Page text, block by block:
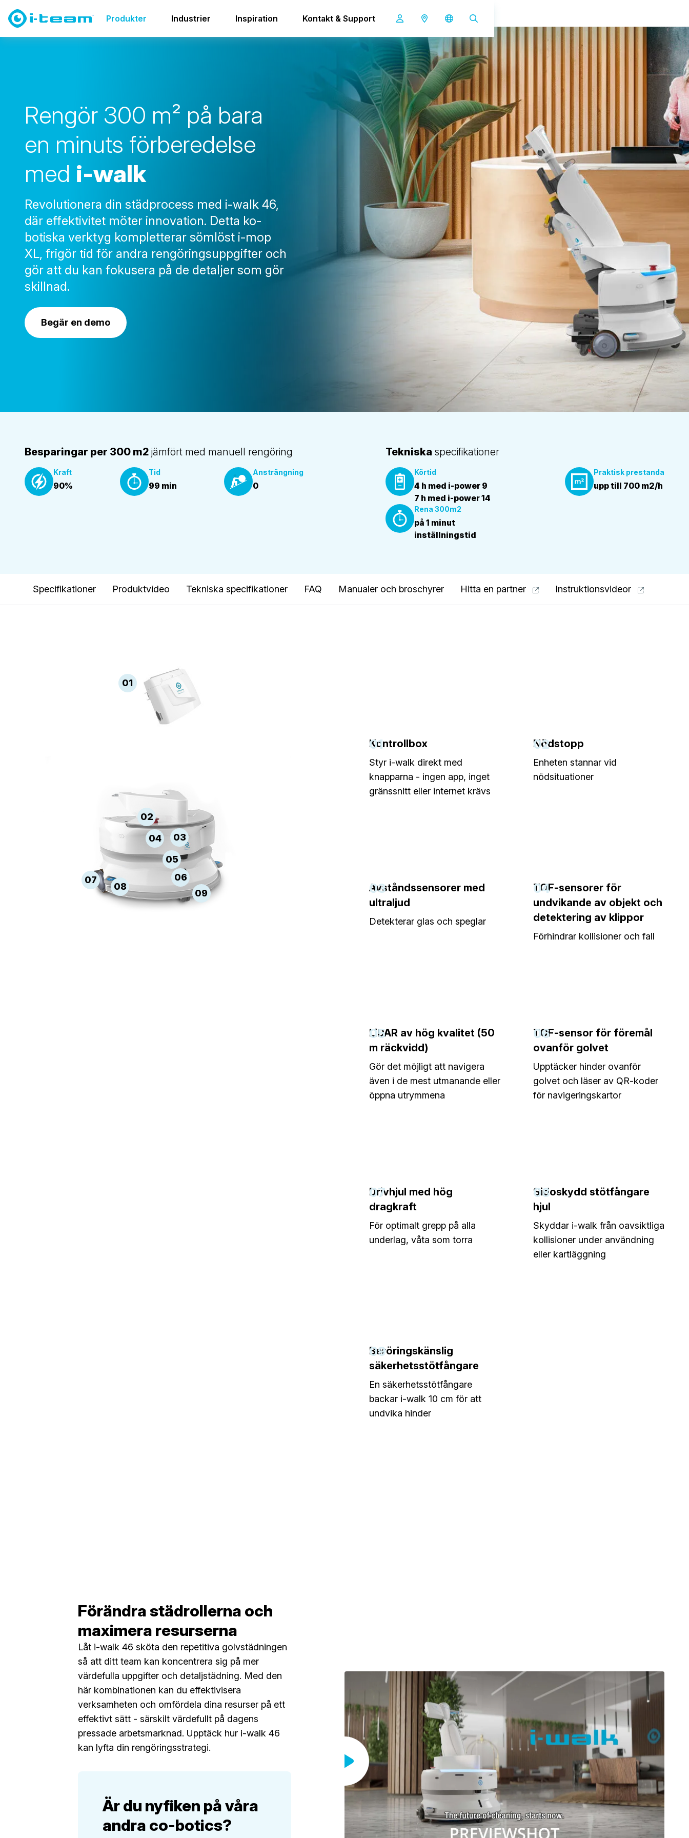
Produkter Industrier Inspiration Kontakt & Support
Co-botics i-walk
Rengör 300 m² på bara
en minuts förberedelse
med i-walk
Revolutionera din städprocess med i-walk 46,
där effektivitet möter innovation. Detta ko-
botiska verktyg kompletterar sömlöst i-mop
XL, frigör tid för andra rengöringsuppgifter och
gör att du kan fokusera på de detaljer som gör
skillnad.
Begär en demo
Besparingar per 300 m2 jämfört med manuell rengöring
Kraft
90%
Tid
99 min
Ansträngning
0
Tekniska specifikationer
Körtid
4 h med i-power 9
7 h med i-power 14
Praktisk prestanda
upp till 700 m2/h
Rena 300m2
på 1 minut
inställningstid
Specifikationer Produktvideo Tekniska specifikationer FAQ Manualer och broschyrer Hitta en partner Instruktionsvideor
01
02
03
04
05
06
07
08
09
01
Kontrollbox
Styr i-walk direkt med
knapparna - ingen app, inget
gränssnitt eller internet krävs
02
Nödstopp
Enheten stannar vid
nödsituationer
03
Avståndssensorer med
ultraljud
Detekterar glas och speglar
04
TOF-sensorer för
undvikande av objekt och
detektering av klippor
Förhindrar kollisioner och fall
05
LiDAR av hög kvalitet (50
m räckvidd)
Gör det möjligt att navigera
även i de mest utmanande eller
öppna utrymmena
06
TOF-sensor för föremål
ovanför golvet
Upptäcker hinder ovanför
golvet och läser av QR-koder
för navigeringskartor
07
Drivhjul med hög
dragkraft
För optimalt grepp på alla
underlag, våta som torra
08
Sidoskydd stötfångare
hjul
Skyddar i-walk från oavsiktliga
kollisioner under användning
eller kartläggning
09
Beröringskänslig
säkerhetsstötfångare
En säkerhetsstötfångare
backar i-walk 10 cm för att
undvika hinder
Förändra städrollerna och
maximera resurserna
Låt i-walk 46 sköta den repetitiva golvstädningen
så att ditt team kan koncentrera sig på mer
värdefulla uppgifter och detaljstädning. Med den
här kombinationen kan du effektivisera
verksamheten och omfördela dina resurser på ett
effektivt sätt - särskilt värdefullt på dagens
pressade arbetsmarknad. Upptäck hur i-walk 46
kan lyfta din rengöringsstrategi.
Är du nyfiken på våra
andra co-botics?
i-walk